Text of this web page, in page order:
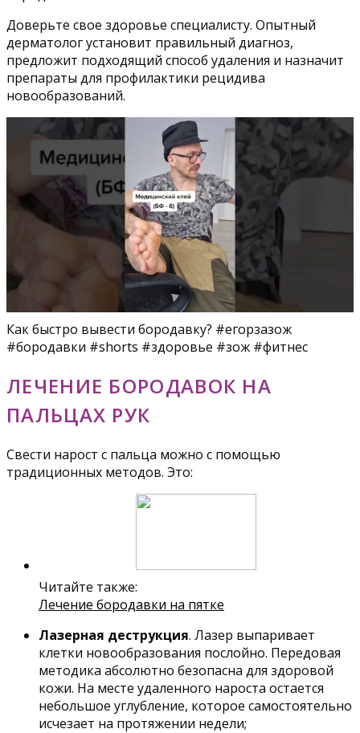
Доверьте свое здоровье специалисту. Опытный
дерматолог установит правильный диагноз,
предложит подходящий способ удаления и назначит
препараты для профилактики рецидива
новообразований.
Как быстро вывести бородавку? #егорзазож
#бородавки #shorts #здоровье #зож #фитнес
ЛЕЧЕНИЕ БОРОДАВОК НА
ПАЛЬЦАХ РУК
Свести нарост с пальца можно с помощью
традиционных методов. Это:
Читайте также:
Лечение бородавки на пятке
Лазерная деструкция. Лазер выпаривает
клетки новообразования послойно. Передовая
методика абсолютно безопасна для здоровой
кожи. На месте удаленного нароста остается
небольшое углубление, которое самостоятельно
исчезает на протяжении недели;